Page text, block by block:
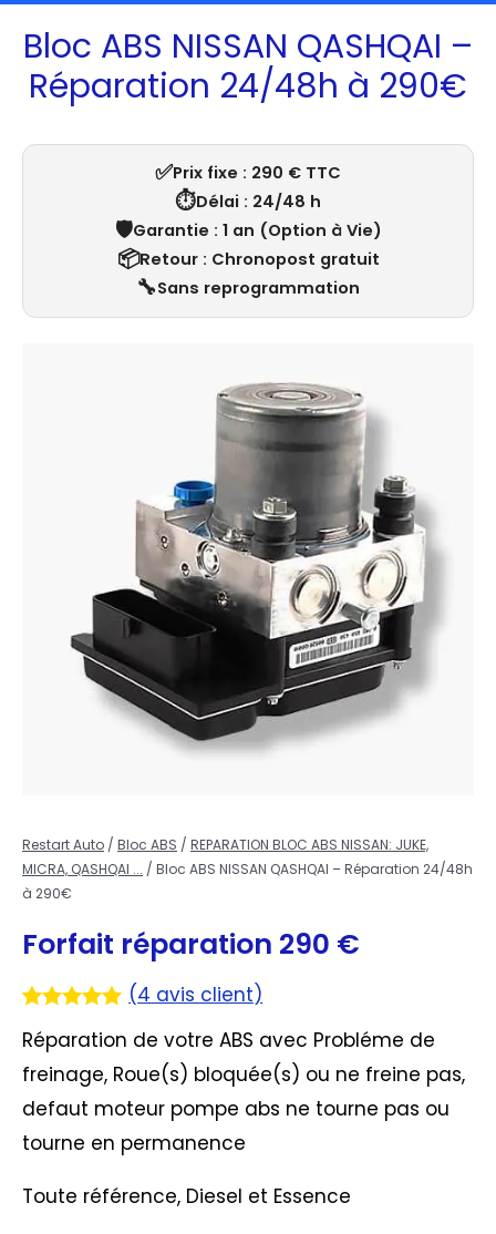
Bloc ABS NISSAN QASHQAI –
Réparation 24/48h à 290€
✅Prix fixe : 290 € TTC
⏱️Délai : 24/48 h
🛡️Garantie : 1 an (Option à Vie)
📦Retour : Chronopost gratuit
🔧Sans reprogrammation
Restart Auto / Bloc ABS / REPARATION BLOC ABS NISSAN: JUKE,
MICRA, QASHQAI ... / Bloc ABS NISSAN QASHQAI – Réparation 24/48h
à 290€
Forfait réparation 290 €
sur 5
notations
client
(4 avis client)
Réparation de votre ABS avec Probléme de
freinage, Roue(s) bloquée(s) ou ne freine pas,
defaut moteur pompe abs ne tourne pas ou
tourne en permanence
Toute référence, Diesel et Essence